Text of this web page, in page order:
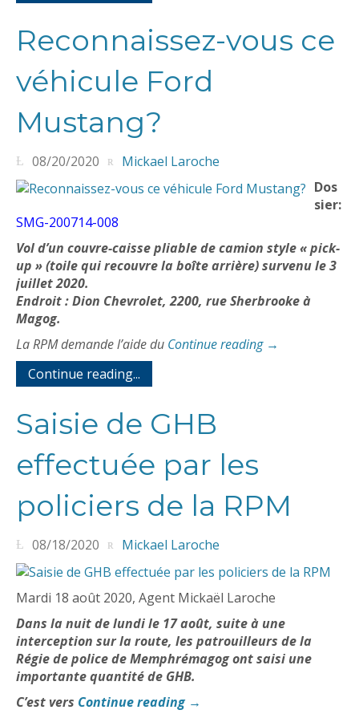
Reconnaissez-vous ce
véhicule Ford
Mustang?
08/20/2020
Mickael Laroche
Dos
sier:
SMG-200714-008
Vol d’un couvre-caisse pliable de camion style « pick-
up » (toile qui recouvre la boîte arrière) survenu le 3
juillet 2020.
Endroit : Dion Chevrolet, 2200, rue Sherbrooke à
Magog.
La RPM demande l’aide du Continue reading →
Continue reading...
Saisie de GHB
effectuée par les
policiers de la RPM
08/18/2020 Mickael Laroche
Mardi 18 août 2020, Agent Mickaël Laroche
Dans la nuit de lundi le 17 août, suite à une
interception sur la route, les patrouilleurs de la
Régie de police de Memphrémagog ont saisi une
importante quantité de GHB.
C’est vers Continue reading →